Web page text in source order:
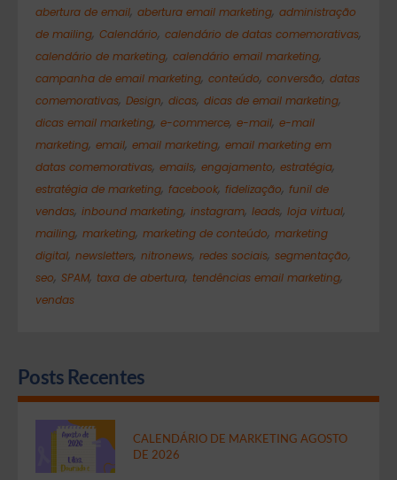
abertura de email, abertura email marketing, administração
de mailing, Calendário, calendário de datas comemorativas,
calendário de marketing, calendário email marketing,
campanha de email marketing, conteúdo, conversão, datas
comemorativas, Design, dicas, dicas de email marketing,
dicas email marketing, e-commerce, e-mail, e-mail
marketing, email, email marketing, email marketing em
datas comemorativas, emails, engajamento, estratégia,
estratégia de marketing, facebook, fidelização, funil de
vendas, inbound marketing, instagram, leads, loja virtual,
mailing, marketing, marketing de conteúdo, marketing
digital, newsletters, nitronews, redes sociais, segmentação,
seo, SPAM, taxa de abertura, tendências email marketing,
vendas
Posts Recentes
CALENDÁRIO DE MARKETING AGOSTO
DE 2026